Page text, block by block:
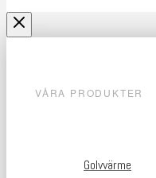
VÅRA PRODUKTER
Golvvärme